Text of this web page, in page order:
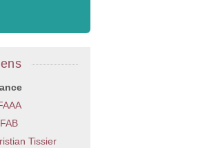
Tissier